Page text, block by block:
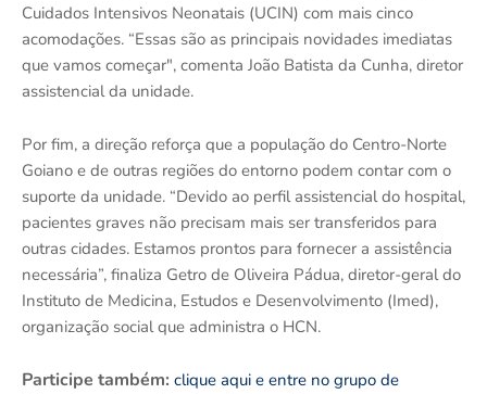
Cuidados Intensivos Neonatais (UCIN) com mais cinco
acomodações. “Essas são as principais novidades imediatas
que vamos começar", comenta João Batista da Cunha, diretor
assistencial da unidade.
Por fim, a direção reforça que a população do Centro-Norte
Goiano e de outras regiões do entorno podem contar com o
suporte da unidade. “Devido ao perfil assistencial do hospital,
pacientes graves não precisam mais ser transferidos para
outras cidades. Estamos prontos para fornecer a assistência
necessária”, finaliza Getro de Oliveira Pádua, diretor-geral do
Instituto de Medicina, Estudos e Desenvolvimento (Imed),
organização social que administra o HCN.
Participe também: clique aqui e entre no grupo de